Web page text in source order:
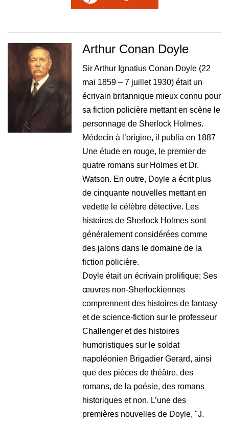
Arthur Conan Doyle
Sir Arthur Ignatius Conan Doyle (22
mai 1859 – 7 juillet 1930) était un
écrivain britannique mieux connu pour
sa fiction policière mettant en scène le
personnage de Sherlock Holmes.
Médecin à l’origine, il publia en 1887
Une étude en rouge, le premier de
quatre romans sur Holmes et Dr.
Watson. En outre, Doyle a écrit plus
de cinquante nouvelles mettant en
vedette le célèbre détective. Les
histoires de Sherlock Holmes sont
généralement considérées comme
des jalons dans le domaine de la
fiction policière.
Doyle était un écrivain prolifique; Ses
œuvres non-Sherlockiennes
comprennent des histoires de fantasy
et de science-fiction sur le professeur
Challenger et des histoires
humoristiques sur le soldat
napoléonien Brigadier Gerard, ainsi
que des pièces de théâtre, des
romans, de la poésie, des romans
historiques et non. L’une des
premières nouvelles de Doyle, "J.